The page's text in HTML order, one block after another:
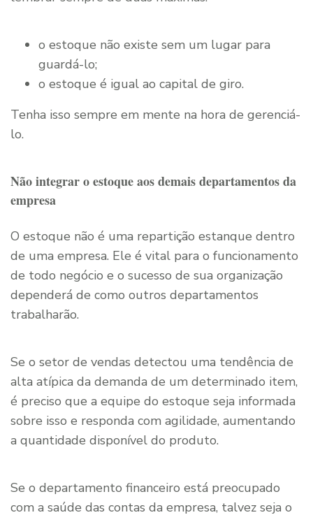
o estoque não existe sem um lugar para
guardá-lo;
o estoque é igual ao capital de giro.
Tenha isso sempre em mente na hora de gerenciá-
lo.
Não integrar o estoque aos demais departamentos da
empresa
O estoque não é uma repartição estanque dentro
de uma empresa. Ele é vital para o funcionamento
de todo negócio e o sucesso de sua organização
dependerá de como outros departamentos
trabalharão.
Se o setor de vendas detectou uma tendência de
alta atípica da demanda de um determinado item,
é preciso que a equipe do estoque seja informada
sobre isso e responda com agilidade, aumentando
a quantidade disponível do produto.
Se o departamento financeiro está preocupado
com a saúde das contas da empresa, talvez seja o